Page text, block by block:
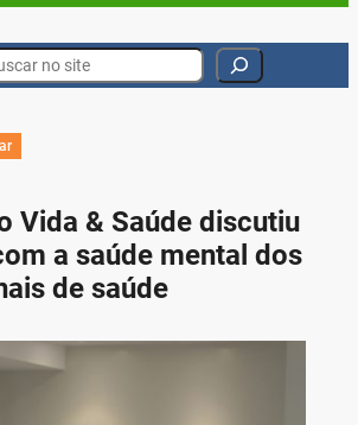
Vida & Saúde discutiu
a saúde mental dos
de saúde